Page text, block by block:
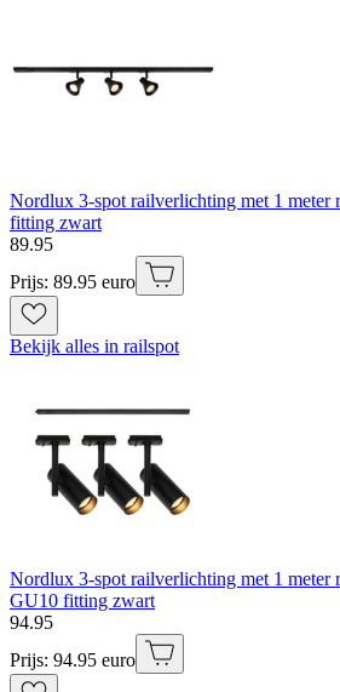
Nordlux 3-spot railverlichting met 1
fitting zwart
89.95
Prijs: 89.95 euro
Bekijk alles in railspot
Nordlux 3-spot railverlichting met 1 meter
GU10 fitting zwart
94.95
Prijs: 94.95 euro